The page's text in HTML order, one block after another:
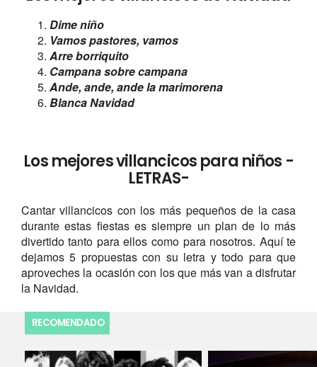
Dime niño
Vamos pastores, vamos
Arre borriquito
Campana sobre campana
Ande, ande, ande la marimorena
Blanca Navidad
Los mejores villancicos para niños -
LETRAS-
Cantar villancicos con los más pequeños de la casa
durante estas fiestas es siempre un plan de lo más
divertido tanto para ellos como para nosotros. Aquí te
dejamos 5 propuestas con su letra y todo para que
aproveches la ocasión con los que más van a disfrutar
la Navidad.
RECOMENDADO